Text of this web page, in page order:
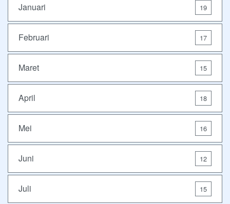
Januari 19
Februari 17
Maret 15
April 18
Mei 16
Juni 12
Juli 15